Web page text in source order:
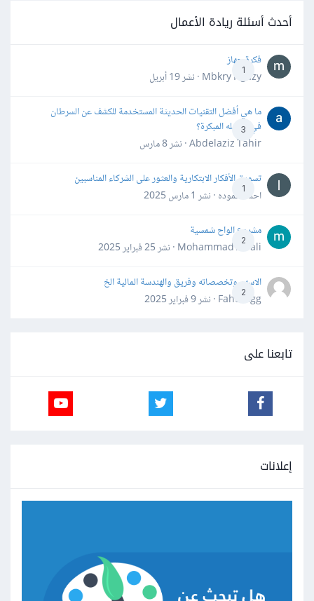
أحدث أسئلة ريادة الأعمال
1
فكرة جهاز
Mbkry Hgazy · نشر
19 أبريل
3
ما هي أفضل التقنيات الحديثة المستخدمة للكشف عن السرطان
في مراحله المبكرة؟
Abdelaziz Tahir · نشر
8 مارس
1
تسويق الأفكار الابتكارية والعثور على الشركاء المناسبين
احمد حموده · نشر 1 مارس 2025
2
مشروع الواح شمسية
Mohammad Awali · نشر
25 فبراير 2025
2
الاسهم وتخصصاته وفريق والهندسة المالية الخ
Fahd Ggg · نشر
9 فبراير 2025
تابعنا على
إعلانات